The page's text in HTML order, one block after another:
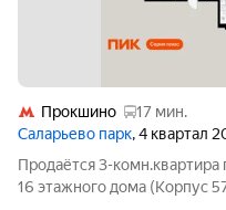
Прокшино
17 мин.
Саларьево парк, 4 квартал
Продаётся 3-
16 этажного дома (Корпус